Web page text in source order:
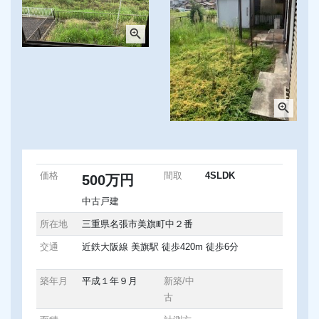
zoom_in
zoom_in
価格 500万円
中古戸建
間取 4SLDK
所在地 三重県名張市美旗町中２番
交通 近鉄大阪線 美旗駅 徒歩420m 徒歩6分
築年月 平成１年９月
新築/中
古